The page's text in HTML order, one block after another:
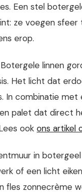
Een stel
ze voegen
erop.
linnen
Het licht dat
In combinatie
palet dat direct
ook ons artikel
in
of een licht
fles zonnecrème